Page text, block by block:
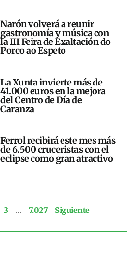
Narón volverá a reunir
gastronomía y música con
la III Feira de Exaltación do
Porco ao Espeto
La Xunta invierte más de
41.000 euros en la mejora
del Centro de Día de
Caranza
Ferrol recibirá este mes más
de 6.500 cruceristas con el
eclipse como gran atractivo
3 … 7.027 Siguiente